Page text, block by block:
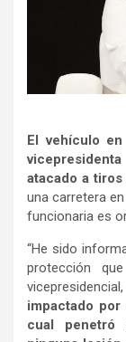
El vehículo
atacado a
una carretera
funcionaria es
“He sido
protección
impactado
cual